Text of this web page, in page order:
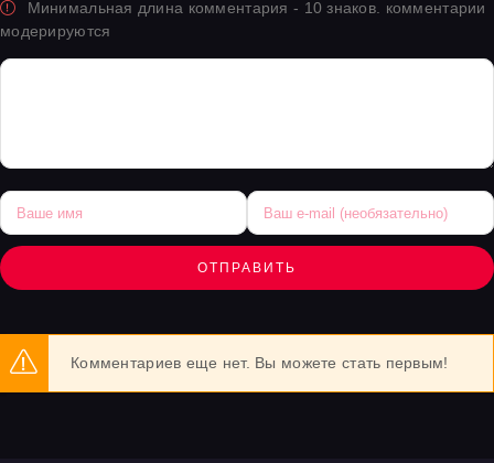
Минимальная длина комментария - 10 знаков. комментарии
модерируются
ОТПРАВИТЬ
Комментариев еще нет. Вы можете стать первым!